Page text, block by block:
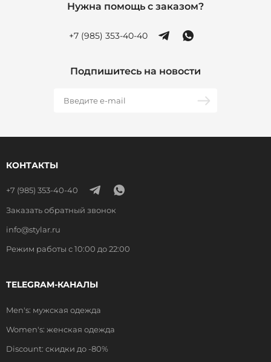
Нужна помощь с заказом?
+7 (985) 353-40-40
Подпишитесь на новости
КОНТАКТЫ
+7 (985) 353-40-40
Заказать обратный звонок
info@stylar.ru
Режим работы с 10:00 до 22:00
TELEGRAM-КАНАЛЫ
Men's: мужская одежда
Women's: женская одежда
Discount: скидки до -80%